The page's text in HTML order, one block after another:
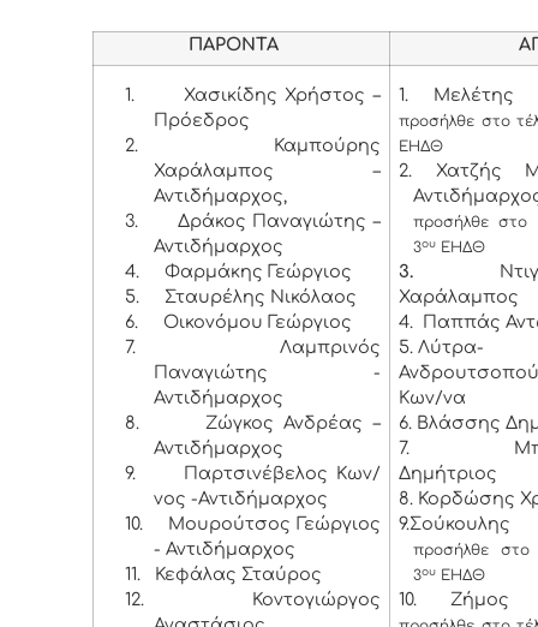
ΠΑΡΟΝΤΑ
1.
Χασικίδης Χρήστος –
Πρόεδρος
2.
Καμπούρης
Χαράλαμπος –
Αντιδήμαρχος,
3.
Δράκος Παναγιώτης –
Αντιδήμαρχος
4.
Φαρμάκης Γεώργιος
5.
Σταυρέλης Νικόλαος
6.
Οικονόμου Γεώργιος
7.
Λαμπρινός
Παναγιώτης -
Αντιδήμαρχος
8.
Ζώγκος Ανδρέας –
Αντιδήμαρχος
9.
Παρτσινέβελος Κων/
νος -Αντιδήμαρχος
10.
Μουρούτσος Γεώργιος
- Αντιδήμαρχος
11.
Κεφάλας Σταύρος
12.
Κοντογιώργος
1. Μελέτης
προσήλθε στο
ΕΗΔΘ
2. Χατζής
προσήλθε στο
3ου ΕΗΔΘ
3.
Χαράλαμπος
4. Παππάς
5. Λύτρα-
Κων/να
6. Βλάσσης
7.
Δημήτριος
8. Κορδώσης
9.Σούκουλης
προσήλθε στο
3ου ΕΗΔΘ
10. Ζήμος